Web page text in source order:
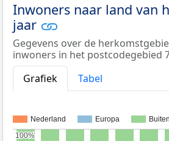
Inwoners naar land van
jaar
Gegevens over de
inwoners in het postcodegebied
Grafiek
Tabel
Nederland Europa
100%
100%